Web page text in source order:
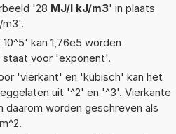
'28 MJ/l kJ/m3' in plaats
m3'.
kan 1,76e5 worden
voor 'exponent'.
'vierkant' en 'kubisch' kan het
uit '^2' en '^3'. Vierkante
daarom worden geschreven als